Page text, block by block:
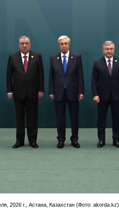
2026 г., Астана, Казахстан (Фото: akorda.kz)